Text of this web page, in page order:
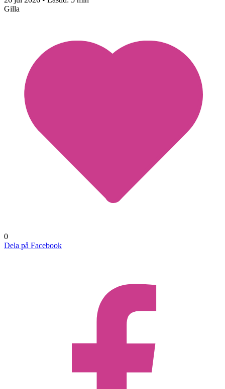
Gilla
0
Dela på Facebook